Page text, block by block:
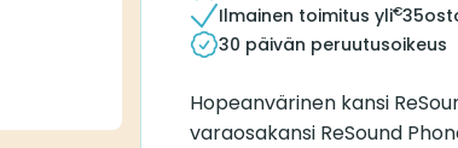
Ilmainen toimitus yli€35
30 päivän peruutusoikeus
Hopeanvärinen kansi
varaosakansi ReSound